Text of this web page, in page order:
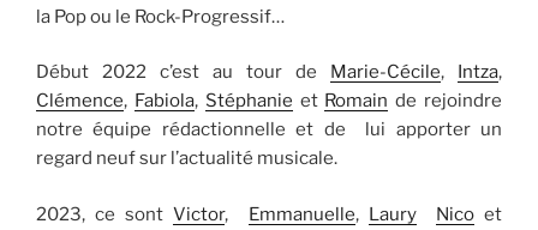
la Pop ou le Rock-Progressif…
Début 2022 c’est au tour de Marie-Cécile, Intza,
Clémence, Fabiola, Stéphanie et Romain de rejoindre
notre équipe rédactionnelle et de lui apporter un
regard neuf sur l’actualité musicale.
2023, ce sontVictor, Emmanuelle, Laury Nicoet